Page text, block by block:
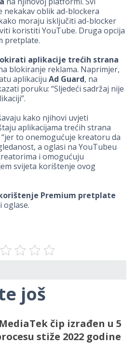
oblik ad-blockera
moraju isključiti ad-blocker
koristiti YouTube. Druga opcija
pretplate.
aplikacije trećih strana
blokiranje reklama. Naprimjer,
aplikaciju Ad Guard, na
poruku: “Sljedeći sadržaj nije
kako njihovi uvjeti
aplikacijama trećih strana
to onemogućuje kreatoru da
a oglasi na YouTubeu
i omogućuju
svijeta korištenje ovog
Premium pretplate
oglase.
još
čip izrađen u 5
stiže 2022 godine